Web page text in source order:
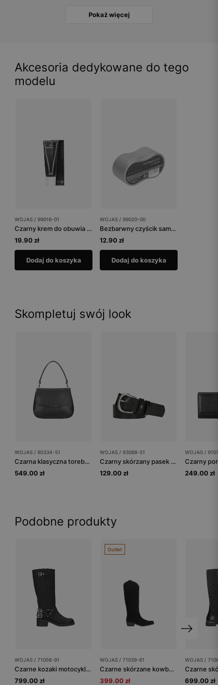
Pokaż więcej
Akcesoria dedykowane do tego
modelu
WOJAS / 99016-01
Czarny krem do obuwia tuba 75 ml
19.90 zł
Dodaj do koszyka
WOJAS / 99020-00
Bezbarwny czyścik samo-nabłyszczający
12.90 zł
Dodaj do koszyka
Skompletuj swój look
WOJAS / 80334-51
Czarna klasyczna torebka damska ze skóry
549.00 zł
WOJAS / 93088-51
Czarny skórzany pasek damski ze srebrną klamrą
129.00 zł
WOJAS /
249.00 zł
Podobne produkty
WOJAS / 71058-91
Czarne kozaki motocyklowe skórzane
799.00 zł
Outlet
WOJAS / 71039-61
Czarne skórzane kowbojki damskie na jesień
399.00 zł
WOJAS /
699.00 zł